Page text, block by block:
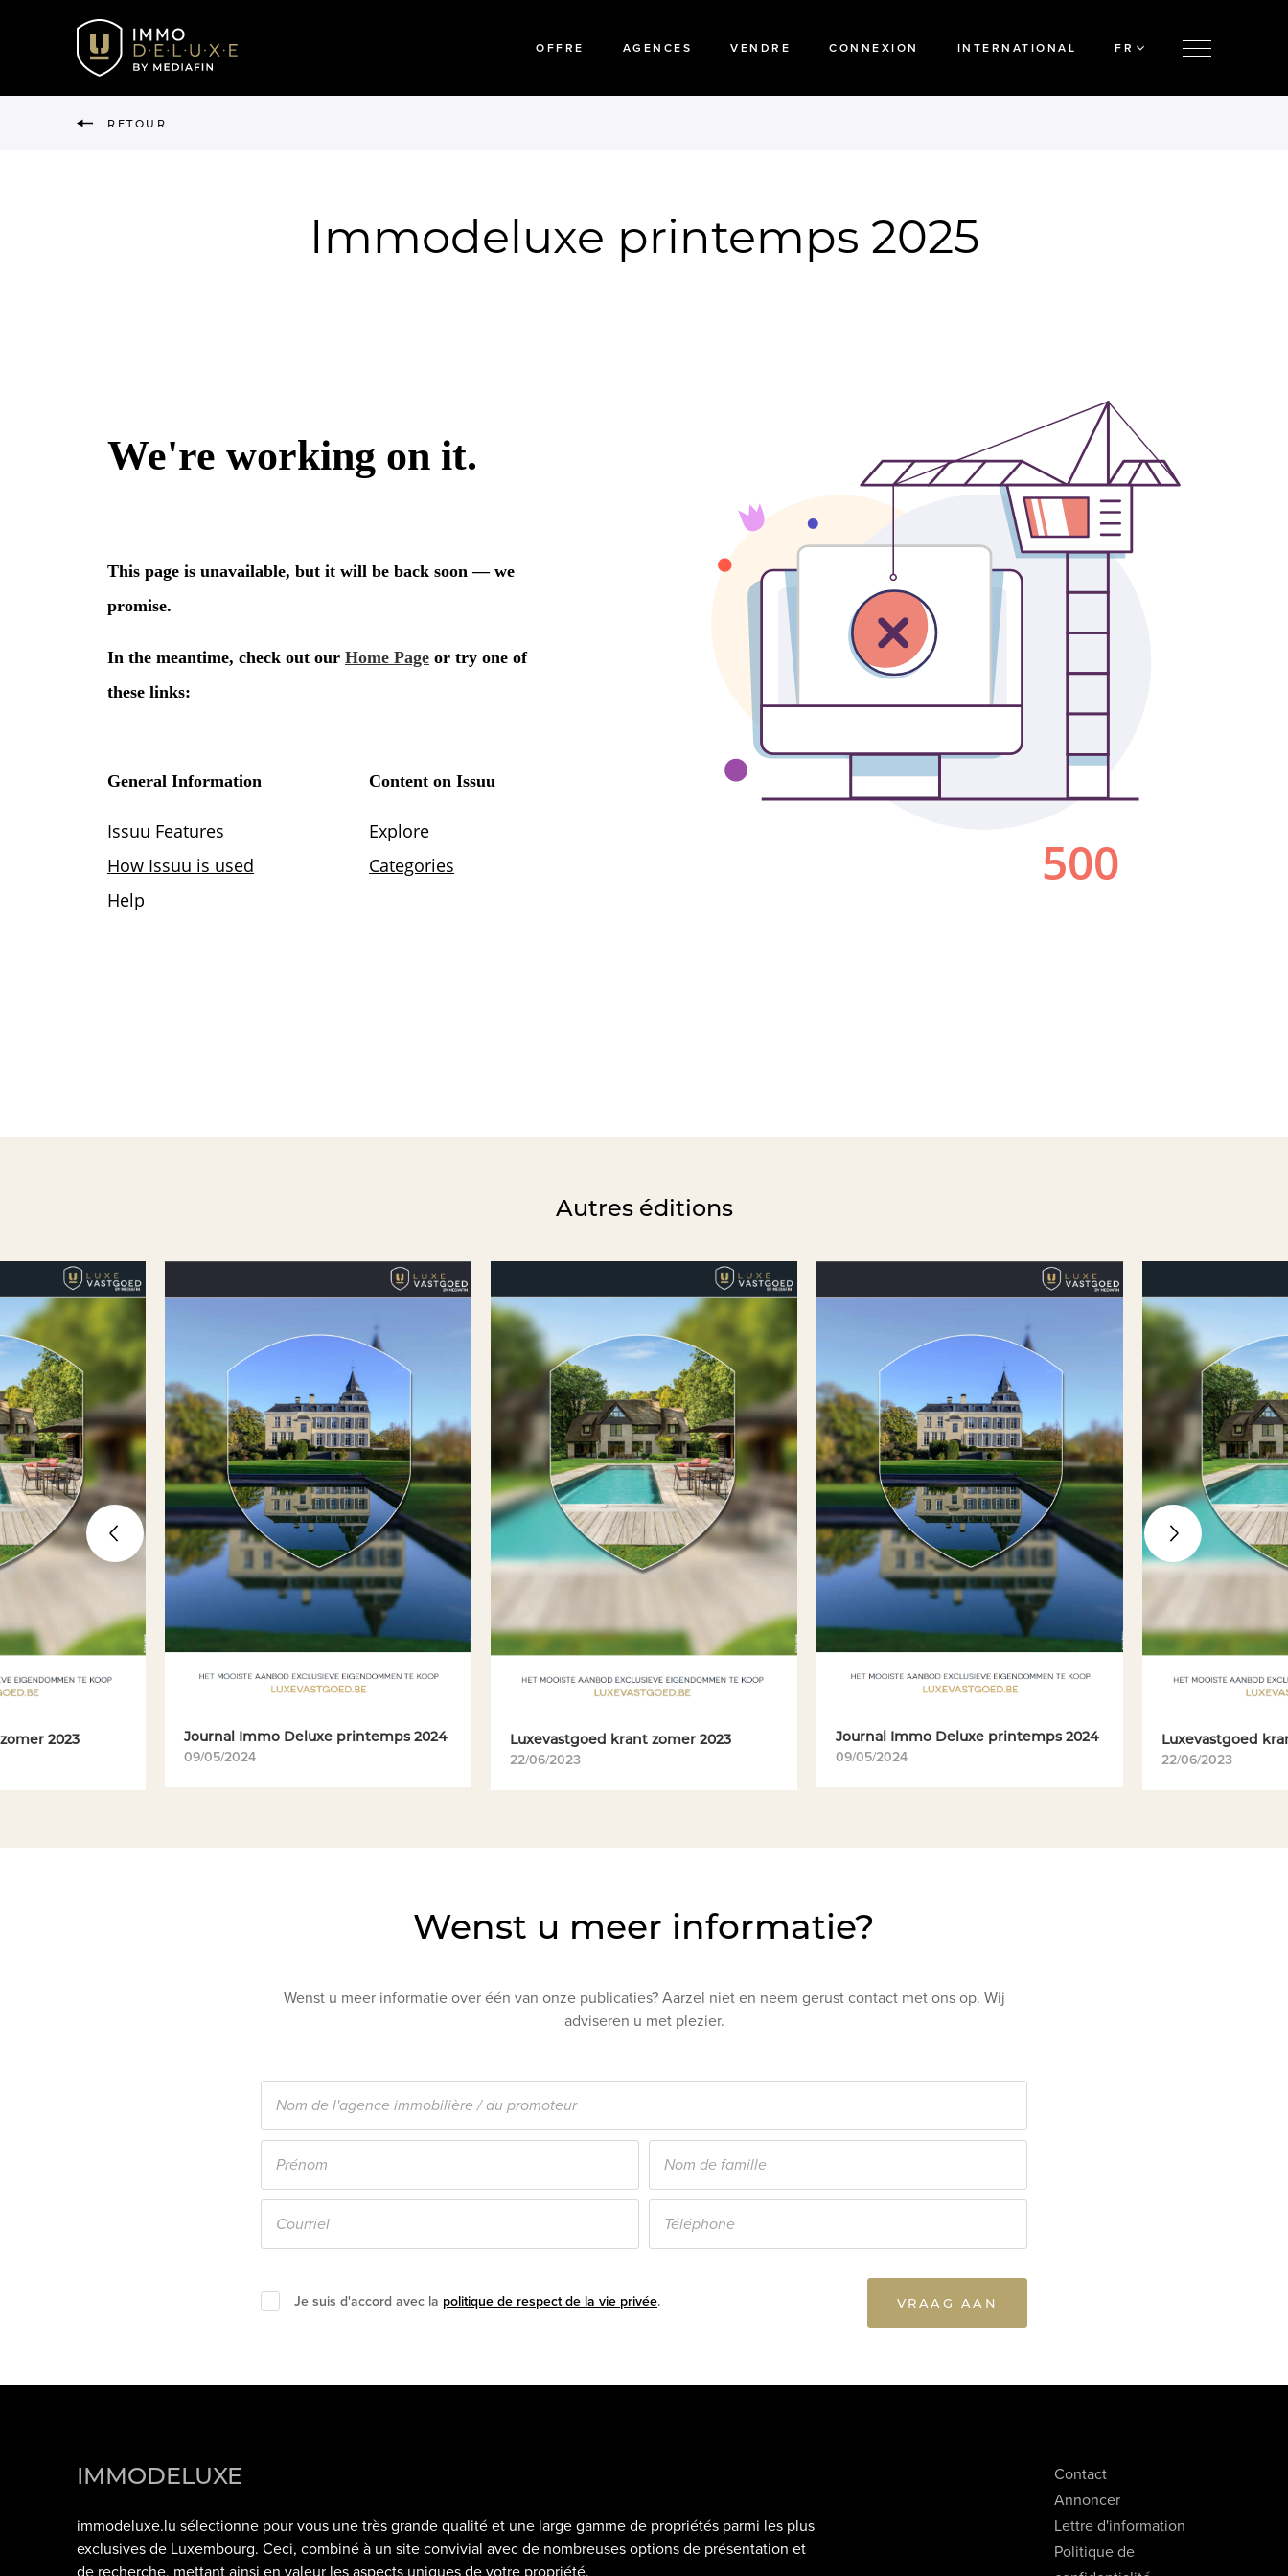
OFFRE AGENCES VENDRE CONNEXION INTERNATIONAL FR
RETOUR
Immodeluxe printemps 2025
Autres éditions
2023 Journal Immo Deluxe printemps 2024
09/05/2024
Luxevastgoed krant zomer 2023
22/06/2023
Journal Immo Deluxe printemps 2024
09/05/2024
Luxevastgoed
22/06/2023
Wenst u meer informatie?
Wenst u meer informatie over één van onze publicaties? Aarzel niet en neem gerust contact met ons op. Wij
adviseren u met plezier.
Je suis d'accord avec la politique de respect de la vie privée. VRAAG AAN
IMMODELUXE
immodeluxe.lu sélectionne pour vous une très grande qualité et une large gamme de propriétés parmi les plus
exclusives de Luxembourg. Ceci, combiné à un site convivial avec de nombreuses options de présentation et
de recherche, mettant ainsi en valeur les aspects uniques de votre propriété.
Contact
Annoncer
Lettre d'information
Politique de